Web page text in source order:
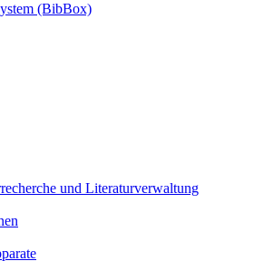
(BibBox)
und Literaturverwaltung